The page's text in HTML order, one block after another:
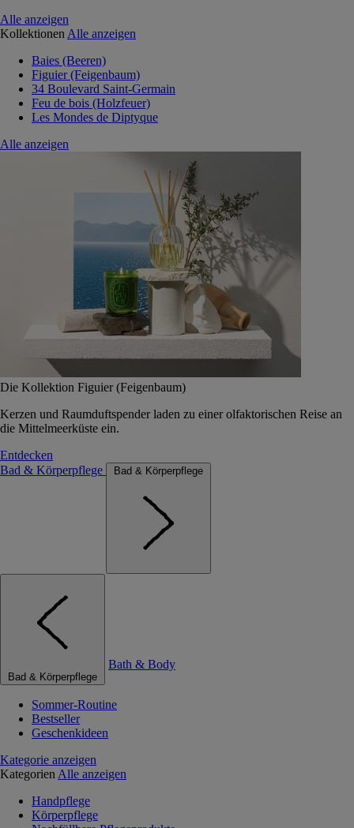
Alle anzeigen
Kollektionen Alle anzeigen
Baies (Beeren)
Figuier (Feigenbaum)
34 Boulevard Saint-Germain
Feu de bois (Holzfeuer)
Les Mondes de Diptyque
Alle anzeigen
Die Kollektion Figuier (Feigenbaum)
Kerzen und Raumduftspender laden zu einer olfaktorischen Reise an
die Mittelmeerküste ein.
Entdecken
Bad & Körperpflege
Bad & Körperpflege
Bad & Körperpflege
Bath & Body
Sommer-Routine
Bestseller
Geschenkideen
Kategorie anzeigen
Kategorien Alle anzeigen
Handpflege
Körperpflege